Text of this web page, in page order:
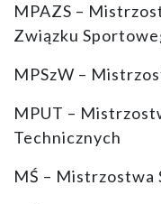
MPAZS –
Związku
MPSzW –
MPUT –
Technicznych
MŚ – Mistrzostwa